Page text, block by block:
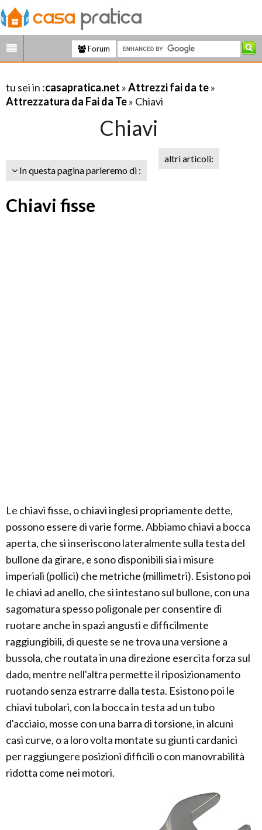
Forum
tu sei in :casapratica.net »Attrezzi fai da te»
Attrezzatura da Fai da Te» Chiavi
Chiavi
In questa pagina parleremo di :
altri articoli:
Chiavi fisse
Le chiavi fisse, o chiavi inglesi propriamente dette,
possono essere di varie forme. Abbiamo chiavi a bocca
aperta, che si inseriscono lateralmente sulla testa del
bullone da girare, e sono disponibili sia i misure
imperiali (pollici) che metriche (millimetri). Esistono poi
le chiavi ad anello, che si intestano sul bullone, con una
sagomatura spesso poligonale per consentire di
ruotare anche in spazi angusti e difficilmente
raggiungibili, di queste se ne trova una versione a
bussola, che routata in una direzione esercita forza sul
dado, mentre nell'altra permette il riposizionamento
ruotando senza estrarre dalla testa. Esistono poi le
chiavi tubolari, con la bocca in testa ad un tubo
d'acciaio, mosse con una barra di torsione, in alcuni
casi curve, o a loro volta montate su giunti cardanici
per raggiungere posizioni difficili o con manovrabilità
ridotta come nei motori.